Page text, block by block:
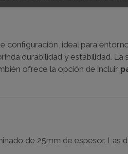
configuración, ideal para
durabilidad y estabilidad.
ofrece la opción de incluir
de 25mm de espesor.